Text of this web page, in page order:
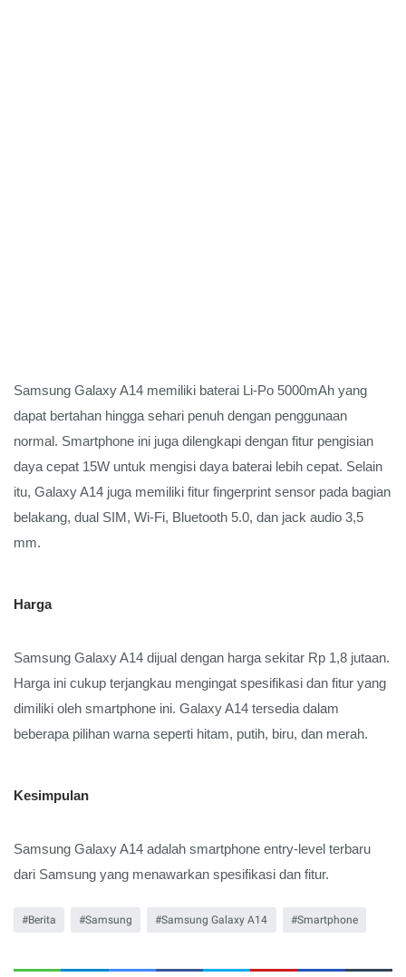
Samsung Galaxy A14 memiliki baterai Li-Po 5000mAh yang
dapat bertahan hingga sehari penuh dengan penggunaan
normal. Smartphone ini juga dilengkapi dengan fitur pengisian
daya cepat 15W untuk mengisi daya baterai lebih cepat. Selain
itu, Galaxy A14 juga memiliki fitur fingerprint sensor pada bagian
belakang, dual SIM, Wi-Fi, Bluetooth 5.0, dan jack audio 3,5
mm.
Harga
Samsung Galaxy A14 dijual dengan harga sekitar Rp 1,8 jutaan.
Harga ini cukup terjangkau mengingat spesifikasi dan fitur yang
dimiliki oleh smartphone ini. Galaxy A14 tersedia dalam
beberapa pilihan warna seperti hitam, putih, biru, dan merah.
Kesimpulan
Samsung Galaxy A14 adalah smartphone entry-level terbaru
dari Samsung yang menawarkan spesifikasi dan fitur.
Berita Samsung Samsung Galaxy A14 Smartphone